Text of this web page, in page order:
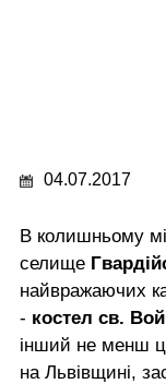
04.07.2017
В колишньому
селище
найвражаючих
- костел св.
інший не менш
на Львівщині,